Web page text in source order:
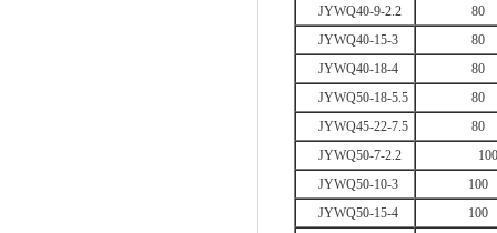
JYWQ40-9-2.2
80
JYWQ40-15-3
80
JYWQ40-18-4
80
JYWQ50-18-5.5
80
JYWQ45-22-7.5
80
JYWQ50-7-2.2
100
JYWQ50-10-3
100
JYWQ50-15-4
100